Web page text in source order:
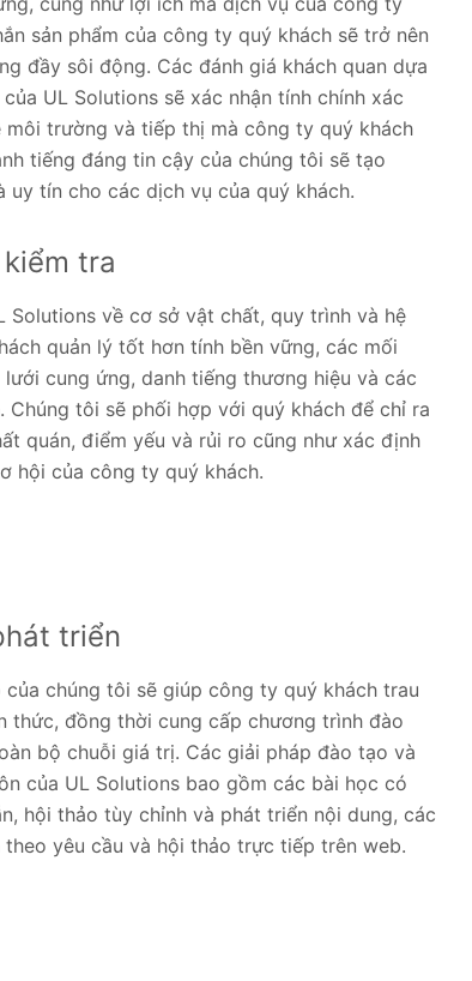
sản phẩm của công ty quý khách sẽ trở nên
đầy sôi động. Các đánh giá khách quan dựa
UL Solutions sẽ xác nhận tính chính xác
môi trường và tiếp thị mà công ty quý khách
tiếng đáng tin cậy của chúng tôi sẽ tạo
uy tín cho các dịch vụ của quý khách.
tra
Solutions về cơ sở vật chất, quy trình và hệ
quản lý tốt hơn tính bền vững, các mối
cung ứng, danh tiếng thương hiệu và các
Chúng tôi sẽ phối hợp với quý khách để chỉ ra
quán, điểm yếu và rủi ro cũng như xác định
hội của công ty quý khách.
triển
chúng tôi sẽ giúp công ty quý khách trau
thức, đồng thời cung cấp chương trình đào
bộ chuỗi giá trị. Các giải pháp đào tạo và
của UL Solutions bao gồm các bài học có
hội thảo tùy chỉnh và phát triển nội dung, các
yêu cầu và hội thảo trực tiếp trên web.